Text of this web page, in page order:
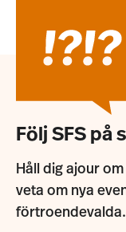
Följ SFS på
Håll dig ajour
veta om nya
förtroendevalda.